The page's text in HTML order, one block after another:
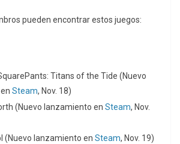
pueden encontrar estos juegos:
Titans of the Tide (Nuevo
Steam, Nov. 18)
(Nuevo lanzamiento en Steam, Nov.
(Nuevo lanzamiento en Steam, Nov. 19)